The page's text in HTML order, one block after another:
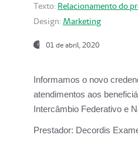
Texto: Relacionamento do
Design: Marketing
01 de abril, 2020
Informamos o novo
atendimentos aos
Intercâmbio Federativo e
Prestador: Decordis